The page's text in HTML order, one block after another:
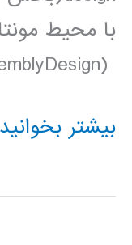
با محیط
(AssemblyDesign) […]
فیلم
فارسی
بیشتر